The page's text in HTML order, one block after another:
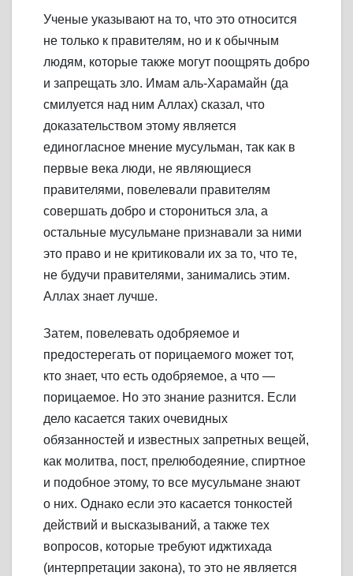
Ученые указывают на то, что это относится
не только к правителям, но и к обычным
людям, которые также могут поощрять добро
и запрещать зло. Имам аль-Харамайн (да
смилуется над ним Аллах) сказал, что
доказательством этому является
единогласное мнение мусульман, так как в
первые века люди, не являющиеся
правителями, повелевали правителям
совершать добро и сторониться зла, а
остальные мусульмане признавали за ними
это право и не критиковали их за то, что те,
не будучи правителями, занимались этим.
Аллах знает лучше.
Затем, повелевать одобряемое и
предостерегать от порицаемого может тот,
кто знает, что есть одобряемое, а что —
порицаемое. Но это знание разнится. Если
дело касается таких очевидных
обязанностей и известных запретных вещей,
как молитва, пост, прелюбодеяние, спиртное
и подобное этому, то все мусульмане знают
о них. Однако если это касается тонкостей
действий и высказываний, а также тех
вопросов, которые требуют иджтихада
(интерпретации закона), то это не является